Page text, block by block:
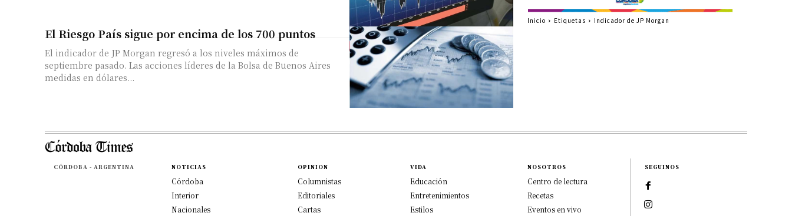
El Riesgo País sigue por encima de los 700 puntos
El indicador de JP Morgan regresó a los niveles máximos de
septiembre pasado. Las acciones líderes de la Bolsa de Buenos Aires
medidas en dólares...
Inicio Etiquetas Indicador de JP Morgan
CÓRDOBA - ARGENTINA NOTICIAS
Córdoba
Interior
Nacionales
OPINION
Columnistas
Editoriales
Cartas
VIDA
Educación
Entretenimientos
Estilos
NOSOTROS
Centro de lectura
Recetas
Eventos en vivo
SEGUINOS